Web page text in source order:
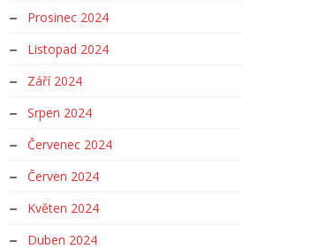
Prosinec 2024
Listopad 2024
Září 2024
Srpen 2024
Červenec 2024
Červen 2024
Květen 2024
Duben 2024